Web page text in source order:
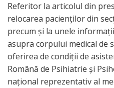
Referitor la articolul din
relocarea pacienților din
precum și la unele
asupra corpului medical de
oferirea de condiții de
Română de Psihiatrie și
național reprezentativ al